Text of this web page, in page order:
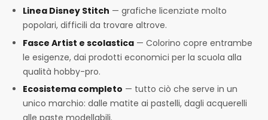
Linea Disney Stitch — grafiche licenziate molto
popolari, difficili da trovare altrove.
Fasce Artist e scolastica — Colorino copre entrambe
le esigenze, dai prodotti economici per la scuola alla
qualità hobby-pro.
Ecosistema completo — tutto ciò che serve in un
unico marchio: dalle matite ai pastelli, dagli acquerelli